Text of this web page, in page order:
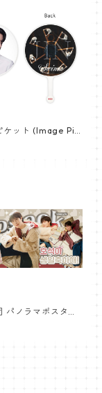
ケット (Image Pic
- ジン (JIN-17)
パノラマポスター
700*330mm
ープ J-HOPE-26】